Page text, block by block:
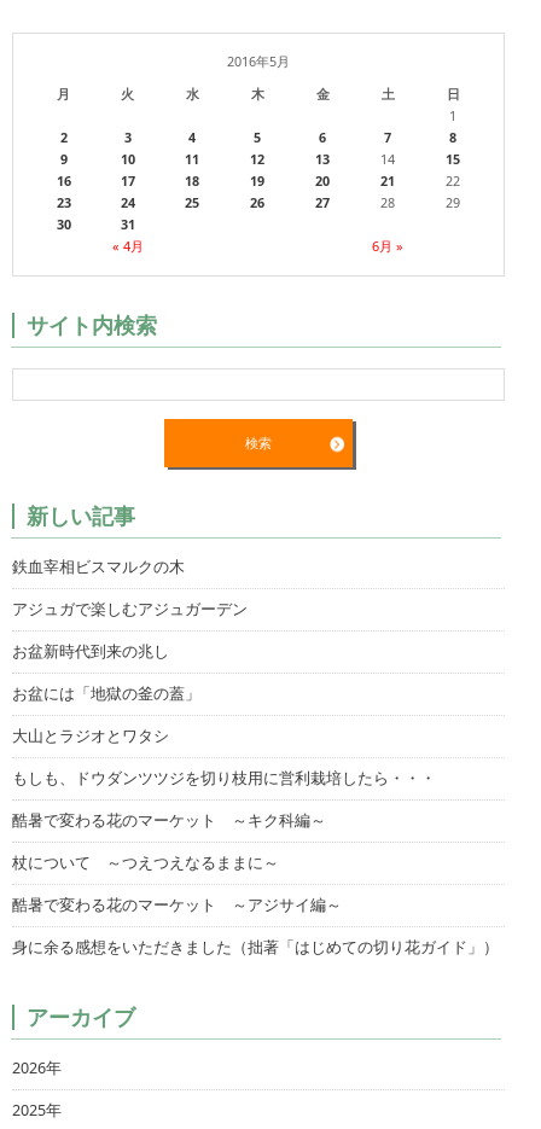
2016年5月
月
火 水 木 金 土 日
« 4月 6月 »
1
2
3 4 5 6 7
8
9
10 11 12 13 14
15
16
17 18 19 20 21
22
23
24 25 26 27 28
29
30
31
サイト内検索
新しい記事
鉄血宰相ビスマルクの木
アジュガで楽しむアジュガーデン
お盆新時代到来の兆し
お盆には「地獄の釜の蓋」
大山とラジオとワタシ
もしも、ドウダンツツジを切り枝用に営利栽培したら・・・
酷暑で変わる花のマーケット ～キク科編～
杖について ～つえつえなるままに～
酷暑で変わる花のマーケット ～アジサイ編～
身に余る感想をいただきました（拙著「はじめての切り花ガイド」）
アーカイブ
2026年
2025年